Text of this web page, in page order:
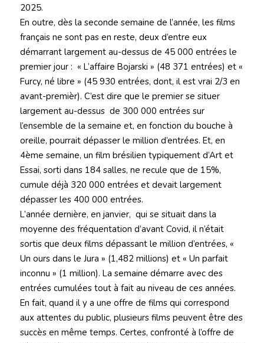
2025.
En outre, dès la seconde semaine de l’année, les films
français ne sont pas en reste, deux d’entre eux
démarrant largement au-dessus de 45 000 entrées le
premier jour : « L’affaire Bojarski » (48 371 entrées) et «
Furcy, né libre » (45 930 entrées, dont, il est vrai 2/3 en
avant-premièr). C’est dire que le premier se situer
largement au-dessus de 300 000 entrées sur
l’ensemble de la semaine et, en fonction du bouche à
oreille, pourrait dépasser le million d’entrées. Et, en
4ème semaine, un film brésilien typiquement d’Art et
Essai, sorti dans 184 salles, ne recule que de 15%,
cumule déjà 320 000 entrées et devait largement
dépasser les 400 000 entrées.
L’année dernière, en janvier, qui se situait dans la
moyenne des fréquentation d’avant Covid, il n’était
sortis que deux films dépassant le million d’entrées, «
Un ours dans le Jura » (1,482 millions) et « Un parfait
inconnu » (1 million). La semaine démarre avec des
entrées cumulées tout à fait au niveau de ces années.
En fait, quand il y a une offre de films qui correspond
aux attentes du public, plusieurs films peuvent être des
succès en même temps. Certes, confronté à l’offre de